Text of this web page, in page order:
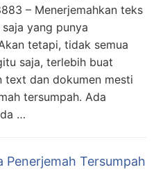
– Menerjemahkan teks
yang punya
tetapi, tidak semua
saja, terlebih buat
text dan dokumen mesti
tersumpah. Ada
…
Penerjemah Tersumpah